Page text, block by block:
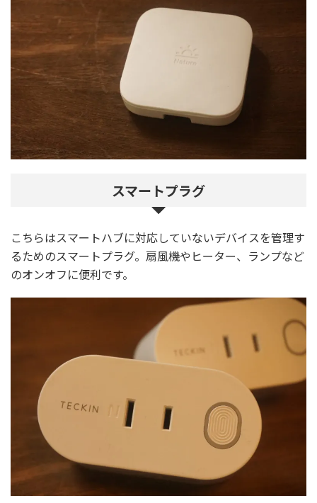
スマートプラグ
こちらはスマートハブに対応していないデバイスを管理す
るためのスマートプラグ。扇風機やヒーター、ランプなど
のオンオフに便利です。